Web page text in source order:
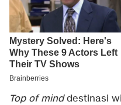
Top of minddestinasi